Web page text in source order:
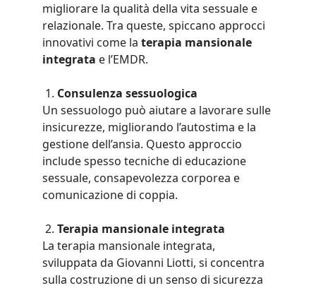
migliorare la qualità della vita sessuale e
relazionale. Tra queste, spiccano approcci
innovativi come la terapia mansionale
integrata e l’EMDR.
1. Consulenza sessuologica
Un sessuologo può aiutare a lavorare sulle
insicurezze, migliorando l’autostima e la
gestione dell’ansia. Questo approccio
include spesso tecniche di educazione
sessuale, consapevolezza corporea e
comunicazione di coppia.
2. Terapia mansionale integrata
La terapia mansionale integrata,
sviluppata da Giovanni Liotti, si concentra
sulla costruzione di un senso di sicurezza